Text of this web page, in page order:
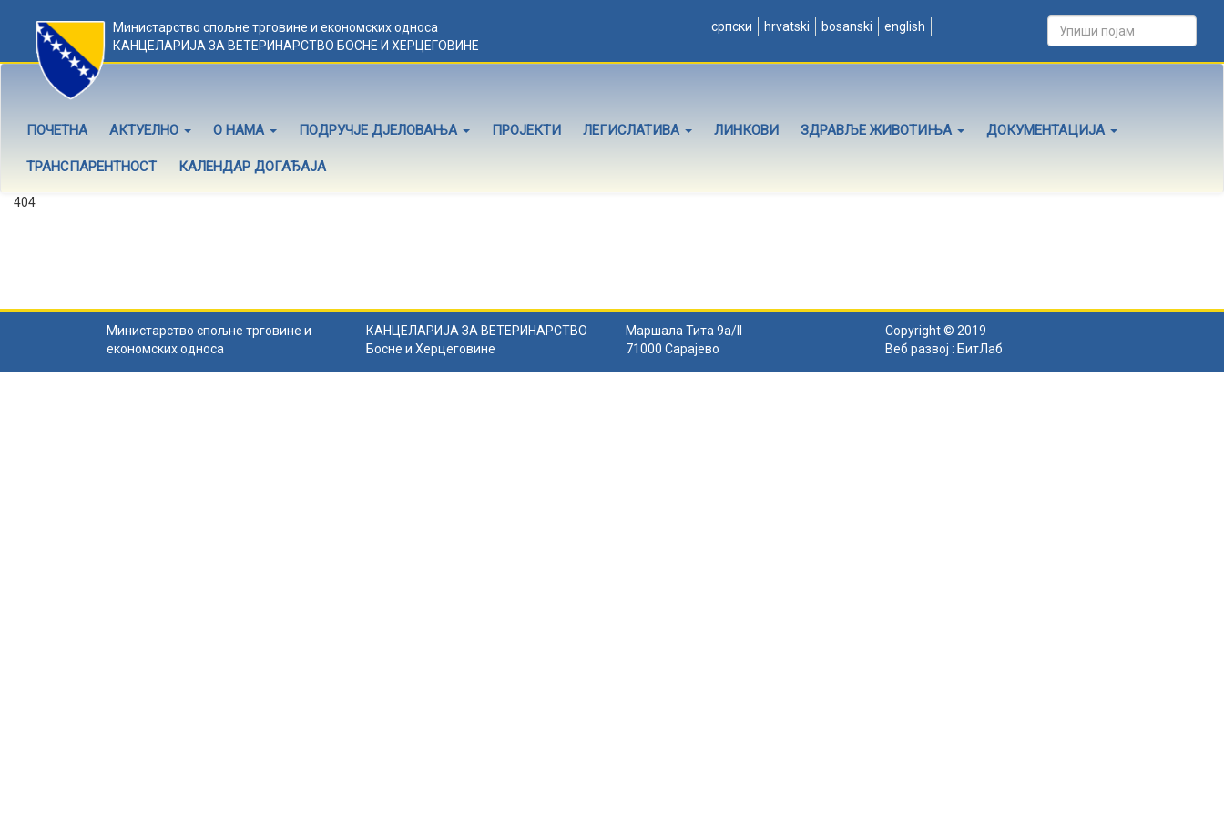
Министарство спољне трговине и економских односа
КАНЦЕЛАРИЈА ЗА ВЕТЕРИНАРСТВО БОСНЕ И ХЕРЦЕГОВИНЕ
српски hrvatski bosanski english
ПОЧЕТНА АКТУЕЛНО О НАМА ПОДРУЧЈЕ ДЈЕЛОВАЊА ПРОЈЕКТИ ЛЕГИСЛАТИВА ЛИНКОВИ ЗДРАВЉЕ ЖИВОТИЊА ДОКУМЕНТАЦИЈА
ТРАНСПАРЕНТНОСТ КАЛЕНДАР ДОГАЂАЈА
404
Министарство спољне трговине и
економских односа
КАНЦЕЛАРИЈА ЗА ВЕТЕРИНАРСТВО
Босне и Херцеговине
Маршала Тита 9а/II
71000 Сарајево
Copyright © 2019
Веб развој : БитЛаб